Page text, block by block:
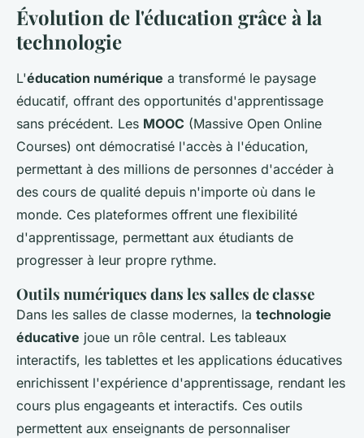
Évolution de l'éducation grâce à la
technologie
L'éducation numérique a transformé le paysage
éducatif, offrant des opportunités d'apprentissage
sans précédent. Les MOOC (Massive Open Online
Courses) ont démocratisé l'accès à l'éducation,
permettant à des millions de personnes d'accéder à
des cours de qualité depuis n'importe où dans le
monde. Ces plateformes offrent une flexibilité
d'apprentissage, permettant aux étudiants de
progresser à leur propre rythme.
Outils numériques dans les salles de classe
Dans les salles de classe modernes, la technologie
éducative joue un rôle central. Les tableaux
interactifs, les tablettes et les applications éducatives
enrichissent l'expérience d'apprentissage, rendant les
cours plus engageants et interactifs. Ces outils
permettent aux enseignants de personnaliser